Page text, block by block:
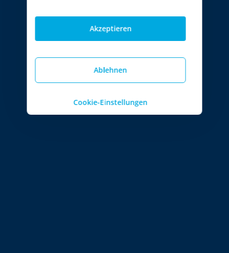
Ablehnen
Akzeptieren
Cookie-Einstellungen